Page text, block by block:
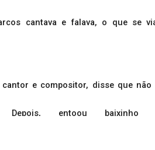
cantava e falava, o que se
e compositor, disse que
entoou